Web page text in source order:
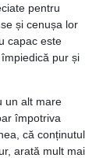
pentru
și cenușa lor
capac este
pur și
un alt mare
împotriva
că conținutul
arată mult mai